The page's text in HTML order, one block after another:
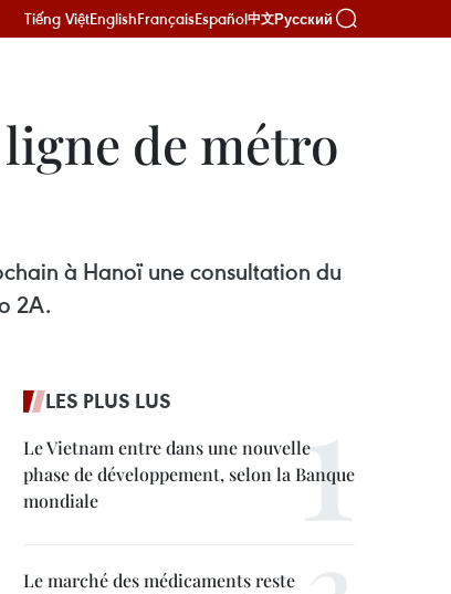
Tiếng ViệtEnglishFrançaisEspañol中文Русский
ligne de métro
à Hanoï une consultation du
2A.
LES PLUS LUS
Le Vietnam entre dans une nouvelle
phase de développement, selon la Banque
mondiale
Le marché des médicaments reste